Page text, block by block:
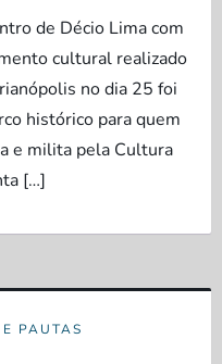
de Décio Lima com
cultural realizado
no dia 25 foi
histórico para quem
e milita pela Cultura
[…]
PAUTAS